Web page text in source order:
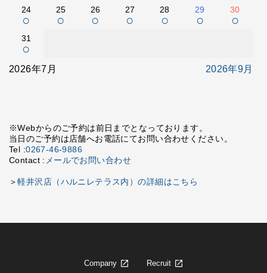
24
○
25
○
26
○
27
○
28
○
29
○
30
○
31
○
2026年7月 2026年9月
※Webからのご予約は前日までとなっております。
当日のご予約は店舗へお電話にてお問い合わせください。
Tel :0267-46-9886
Contact : メールでお問い合わせ
＞軽井沢店（ハルニレテラス内）の詳細はこちら
Company Recruit